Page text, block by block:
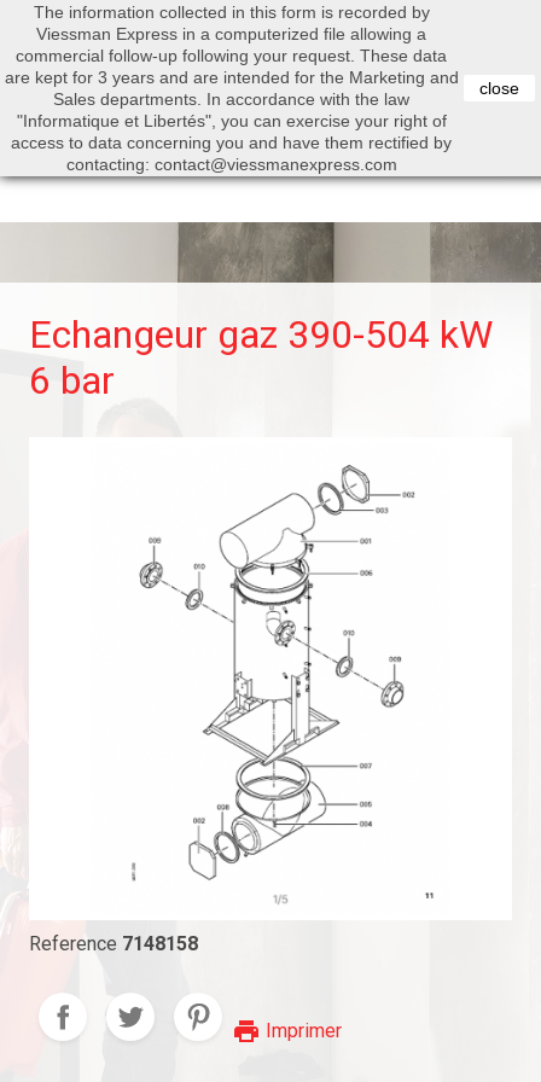
 
Search
Echangeur gaz 390-504 kW
6 bar
Reference 7148158
print Imprimer
The information collected in this form is recorded by
Viessman Express in a computerized file allowing a
commercial follow-up following your request. These data
are kept for 3 years and are intended for the Marketing and
Sales departments. In accordance with the law
"Informatique et Libertés", you can exercise your right of
access to data concerning you and have them rectified by
contacting: contact@viessmanexpress.com
close